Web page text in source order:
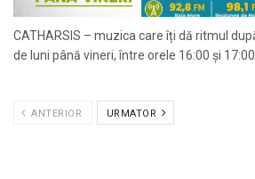
CATHARSIS – muzica care îți dă ritmul
de luni până vineri, între orele 16:00 și
ANTERIOR URMATOR